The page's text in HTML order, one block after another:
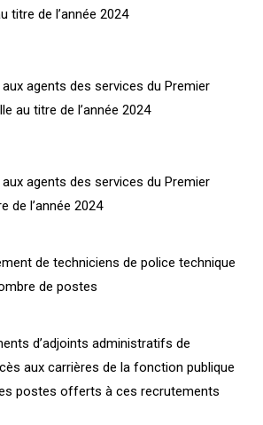
titre de l’année 2024
agents des services du Premier
au titre de l’année 2024
agents des services du Premier
de l’année 2024
de techniciens de police technique
de postes
d’adjoints administratifs de
aux carrières de la fonction publique
postes offerts à ces recrutements